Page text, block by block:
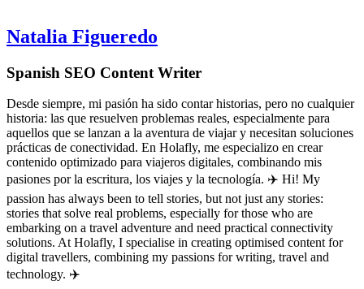
Natalia Figueredo
Spanish SEO Content Writer
Desde siempre, mi pasión ha sido contar historias, pero no cualquier
historia: las que resuelven problemas reales, especialmente para
aquellos que se lanzan a la aventura de viajar y necesitan soluciones
prácticas de conectividad. En Holafly, me especializo en crear
contenido optimizado para viajeros digitales, combinando mis
pasiones por la escritura, los viajes y la tecnología. ✈️ Hi! My
passion has always been to tell stories, but not just any stories:
stories that solve real problems, especially for those who are
embarking on a travel adventure and need practical connectivity
solutions. At Holafly, I specialise in creating optimised content for
digital travellers, combining my passions for writing, travel and
technology. ✈️